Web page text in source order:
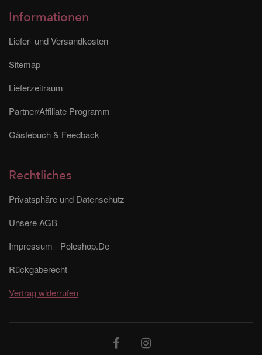
Informationen
Liefer- und Versandkosten
Sitemap
Lieferzeitraum
Partner/Affiliate Programm
Gästebuch & Feedback
Rechtliches
Privatsphäre und Datenschutz
Unsere AGB
Impressum - Poleshop.De
Rückgaberecht
Vertrag widerrufen